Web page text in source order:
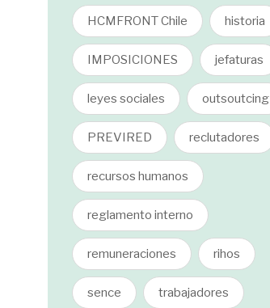
HCMFRONT Chile historia
IMPOSICIONES jefaturas
leyes sociales outsoutcing
PREVIRED reclutadores
recursos humanos
reglamento interno
remuneraciones rihos
sence trabajadores